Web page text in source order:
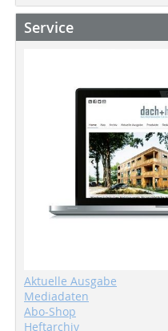
Service
Aktuelle Ausgabe
Mediadaten
Abo-Shop
Heftarchiv